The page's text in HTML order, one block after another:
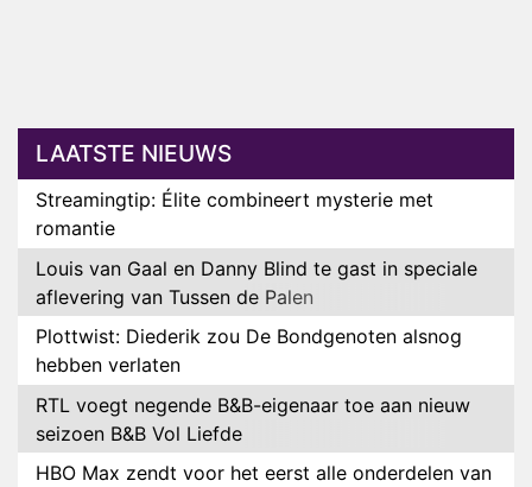
LAATSTE NIEUWS
Streamingtip: Élite combineert mysterie met
romantie
Louis van Gaal en Danny Blind te gast in speciale
aflevering van Tussen de Palen
Plottwist: Diederik zou De Bondgenoten alsnog
hebben verlaten
RTL voegt negende B&B-eigenaar toe aan nieuw
seizoen B&B Vol Liefde
HBO Max zendt voor het eerst alle onderdelen van